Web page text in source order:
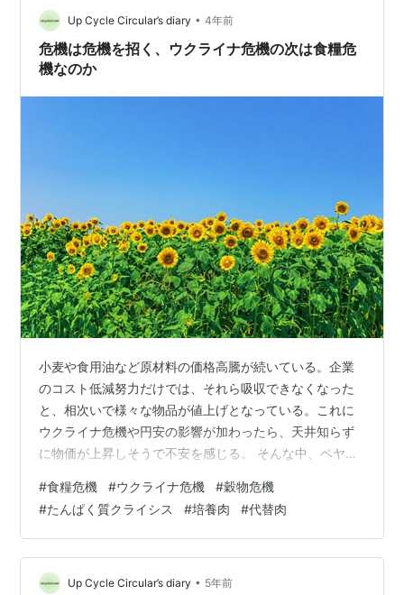
Up Cycle Circular’s diary • 4年前
危機は危機を招く、ウクライナ危機の次は食糧危
機なのか
小麦や食用油など原材料の価格高騰が続いている。企業
のコスト低減努力だけでは、それら吸収できなくなった
と、相次いで様々な物品が値上げとなっている。これに
ウクライナ危機や円安の影響が加わったら、天井知らず
に物価が上昇しそうで不安を感じる。 そんな中、ペヤン
表したそうだ。 ペヤング「値上げしません」、工程見直
しで価格抑える まるか食品：朝日新聞デジタル 原材料価
格や資材価格の上昇が進んでいるが、生産工程の見直し
によるコスト削減で吸収できると判断したそうだ。朝日
新聞によれば、据え置く期間は「しばらくの間」とし、
#食糧危機 #ウクライナ危機 #穀物危機
#たんぱく質クライシス #培養肉 #代替肉
Up Cycle Circular’s diary • 5年前